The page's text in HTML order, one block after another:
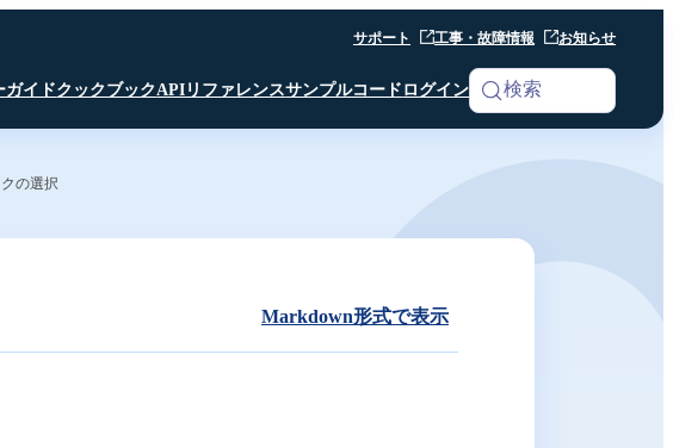
サポート 工事・故障情報 お知らせ
ガイドクックブック
iOS SDK
Room API ／
APIリファレンス
Python SDK β版
AI Noise Canceller
サンプルコード ログイン 検索
の選択
Markdown形式で表示